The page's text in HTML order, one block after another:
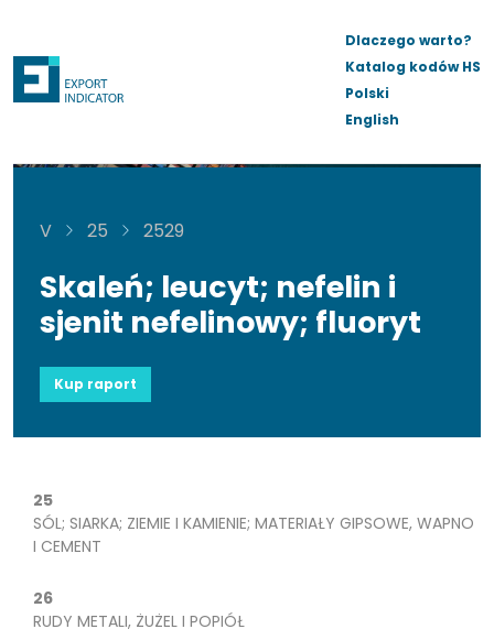
Dlaczego warto?
Katalog kodów HS
Polski
English
V 25 2529
Skaleń; leucyt; nefelin i
sjenit nefelinowy; fluoryt
Kup raport
25
SÓL; SIARKA; ZIEMIE I KAMIENIE; MATERIAŁY GIPSOWE, WAPNO
I CEMENT
26
RUDY METALI, ŻUŻEL I POPIÓŁ